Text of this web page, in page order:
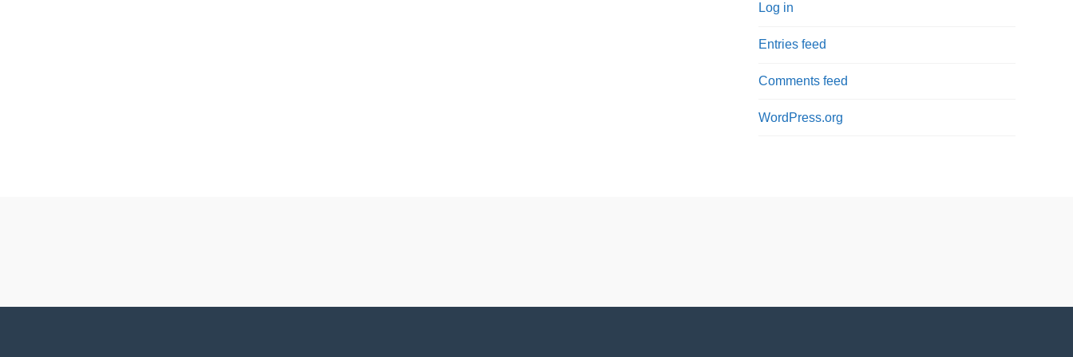
Log in
Entries feed
Comments feed
WordPress.org